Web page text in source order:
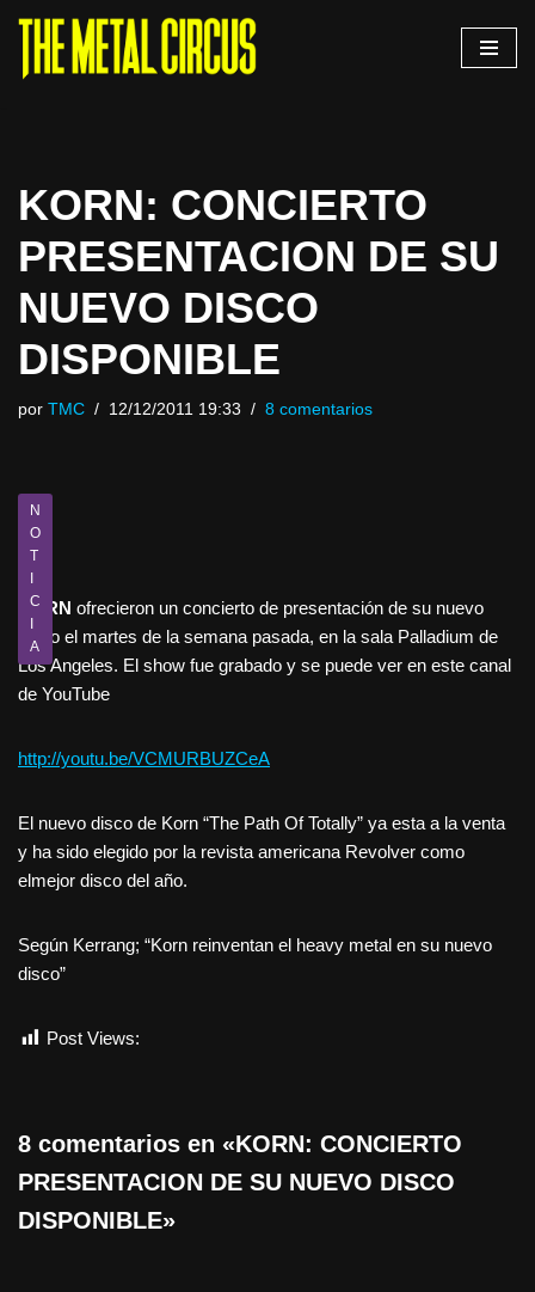
Saltar
KORN: CONCIERTO
PRESENTACION DE SU
NUEVO DISCO
DISPONIBLE
por TMC 12/12/2011 19:33 8 comentarios
N
O
T
I
C
I
A
KORN ofrecieron un concierto de presentación de su nuevo
disco el martes de la semana pasada, en la sala Palladium de
Los Angeles. El show fue grabado y se puede ver en este canal
de YouTube
http://youtu.be/VCMURBUZCeA
El nuevo disco de Korn “The Path Of Totally” ya esta a la venta
y ha sido elegido por la revista americana Revolver como
elmejor disco del año.
Según Kerrang; “Korn reinventan el heavy metal en su nuevo
disco”
Post Views:
8 comentarios en «KORN: CONCIERTO
PRESENTACION DE SU NUEVO DISCO
DISPONIBLE»